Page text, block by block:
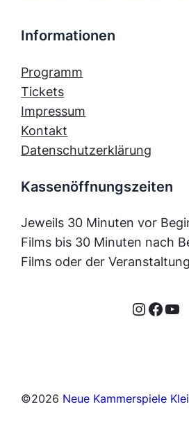
Informationen
Programm
Tickets
Impressum
Kontakt
Datenschutzerklärung
Kassenöffnungszeiten
Jeweils 30 Minuten vor
Films bis 30 Minuten nach
Films oder der
Instagram Facebook YouTube
©2026 Neue Kammerspiele